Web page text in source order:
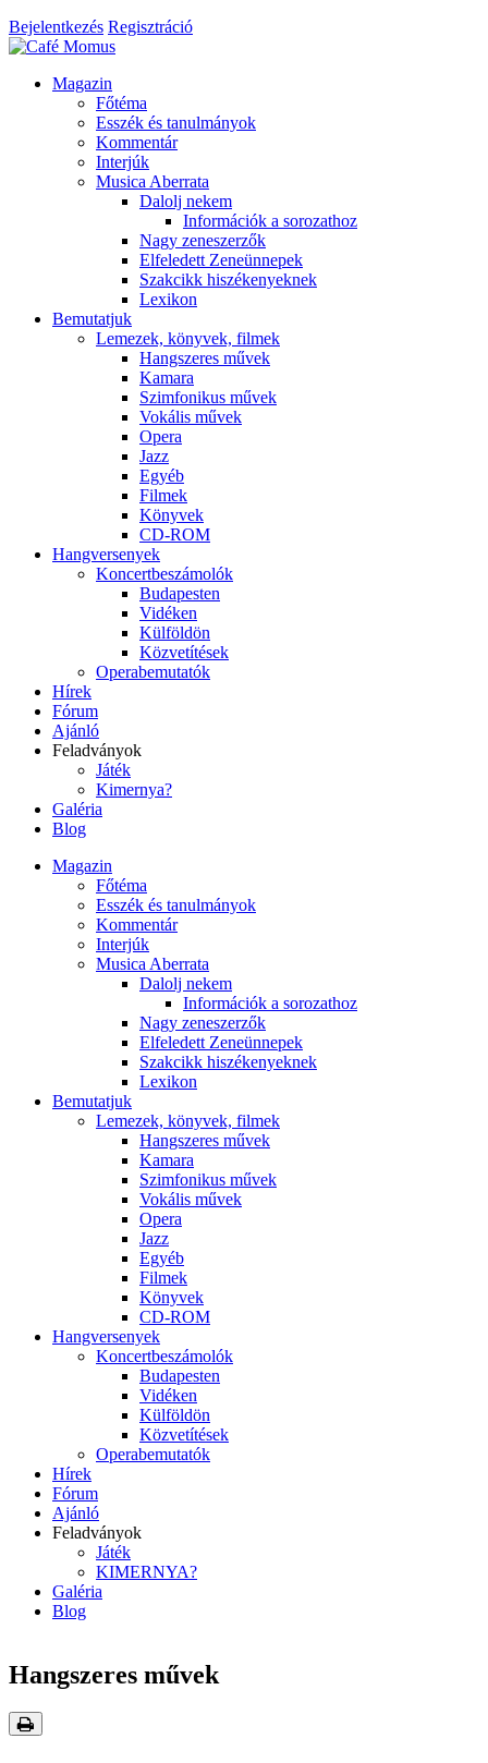
Bejelentkezés Regisztráció
Magazin
Főtéma
Esszék és tanulmányok
Kommentár
Interjúk
Musica Aberrata
Dalolj nekem
Információk a sorozathoz
Nagy zeneszerzők
Elfeledett Zeneünnepek
Szakcikk hiszékenyeknek
Lexikon
Bemutatjuk
Lemezek, könyvek, filmek
Hangszeres művek
Kamara
Szimfonikus művek
Vokális művek
Opera
Jazz
Egyéb
Filmek
Könyvek
CD-ROM
Hangversenyek
Koncertbeszámolók
Budapesten
Vidéken
Külföldön
Közvetítések
Operabemutatók
Hírek
Fórum
Ajánló
Feladványok
Játék
Kimernya?
Galéria
Blog
Magazin
Főtéma
Esszék és tanulmányok
Kommentár
Interjúk
Musica Aberrata
Dalolj nekem
Információk a sorozathoz
Nagy zeneszerzők
Elfeledett Zeneünnepek
Szakcikk hiszékenyeknek
Lexikon
Bemutatjuk
Lemezek, könyvek, filmek
Hangszeres művek
Kamara
Szimfonikus művek
Vokális művek
Opera
Jazz
Egyéb
Filmek
Könyvek
CD-ROM
Hangversenyek
Koncertbeszámolók
Budapesten
Vidéken
Külföldön
Közvetítések
Operabemutatók
Hírek
Fórum
Ajánló
Feladványok
Játék
KIMERNYA?
Galéria
Blog
Hangszeres művek